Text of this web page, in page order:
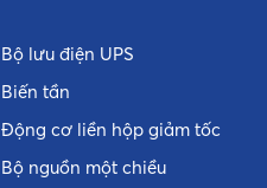
Bộ lưu điện UPS
Biến tần
Động cơ liền hộp giảm tốc
Bộ nguồn một chiều